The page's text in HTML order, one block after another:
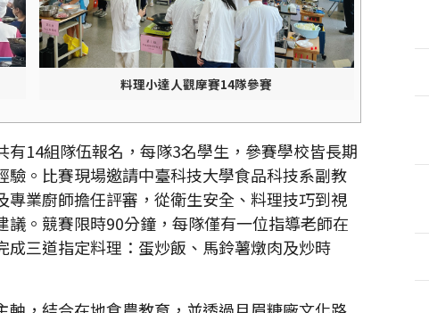
料理小達人觀摩賽14隊參賽
14組隊伍報名，每隊3名學生，參賽學校皆長期
。比賽現場邀請中臺科技大學食品科技系副教
業廚師擔任評審，從衛生安全、料理技巧到視
。競賽限時90分鐘，每隊僅有一位指導老師在
三道指定料理：蛋炒飯、馬鈴薯燉肉及炒時